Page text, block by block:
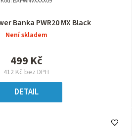
Banka PWR20 MX Black
Není skladem
412 Kč bez DPH
499 Kč
DETAIL